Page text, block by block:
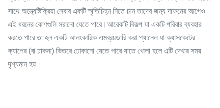
সাথে অন্ত্যেষ্টিক্রিয়া সেবার একটি স্মৃতিচিহ্ন নিতে চান তাদের জন্য দাফনের আগেও
এই ধরনের কোণগুলি সরানো যেতে পারে।আরেকটি বিকল্প যা একটি পরিবার ব্যবহার
করতে পারে তা হল একটি আলংকারিক এমব্রয়ডারি করা প্যানেল যা ক্যাসকেটের
ক্যাপের (বা ঢাকনা) ভিতরে ঢোকানো যেতে পারে যাতে খোলা হলে এটি দেখার সময়
দৃশ্যমান হয়।